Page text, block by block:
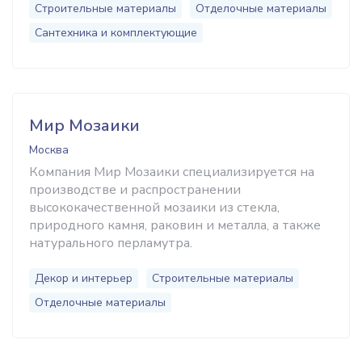
Строительные материалы
Отделочные материалы
Сантехника и комплектующие
Мир Мозаики
Москва
Компания Мир Мозаики специализируется на
производстве и распространении
высококачественной мозаики из стекла,
природного камня, раковин и металла, а также
натурального перламутра.
Декор и интерьер
Строительные материалы
Отделочные материалы